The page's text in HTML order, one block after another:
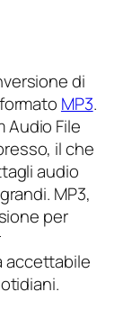
di
MP3.
Audio File
il che
audio
MP3,
per
accettabile